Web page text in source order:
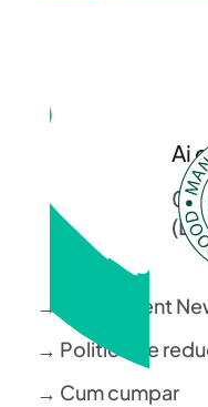
Ai
(L-
→ Regulament
→ Politica de
→ Cum cumpar